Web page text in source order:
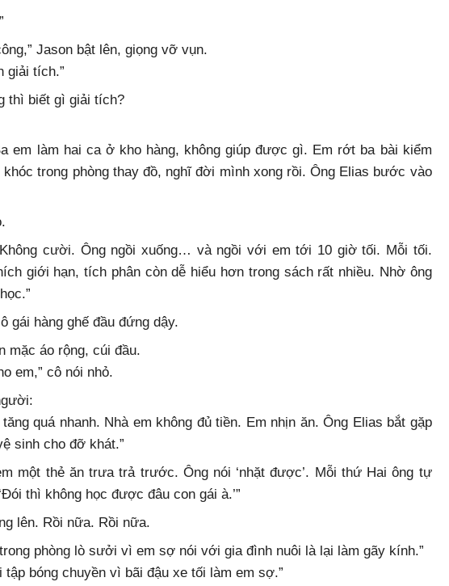
Jason bật lên, giọng vỡ vụn.
giải tích.”
thì biết gì giải tích?
em làm hai ca ở kho hàng, không giúp được gì. Em rớt ba bài kiểm
trong phòng thay đồ, nghĩ đời mình xong rồi. Ông Elias bước vào
cười. Ông ngồi xuống… và ngồi với em tới 10 giờ tối. Mỗi tối.
giới hạn, tích phân còn dễ hiểu hơn trong sách rất nhiều. Nhờ ông
gái hàng ghế đầu đứng dậy.
mặc áo rộng, cúi đầu.
em,” cô nói nhỏ.
quá nhanh. Nhà em không đủ tiền. Em nhịn ăn. Ông Elias bắt gặp
sinh cho đỡ khát.”
một thẻ ăn trưa trả trước. Ông nói ‘nhặt được’. Mỗi thứ Hai ông tự
thì không học được đâu con gái à.’”
lên. Rồi nữa. Rồi nữa.
phòng lò sưởi vì em sợ nói với gia đình nuôi là lại làm gãy kính.”
tập bóng chuyền vì bãi đậu xe tối làm em sợ.”